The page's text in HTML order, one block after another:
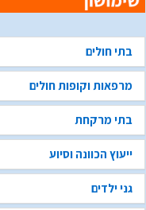
בתי חולים
מרפאות וקופות חולים
בתי מרקחת
ייעוץ הכוונה וסיוע
גני ילדים